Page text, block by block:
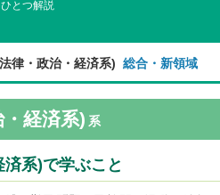
とつ解説
律・政治・経済系) 総合・新領域
・経済系) 系
系)で学ぶこと